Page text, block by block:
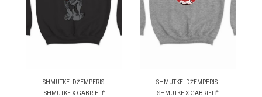
SHMUTKE. DŽEMPERIS.
SHMUTKE X GABRIELĖ
SHMUTKE. DŽEMPERIS.
SHMUTKE X GABRIELĖ